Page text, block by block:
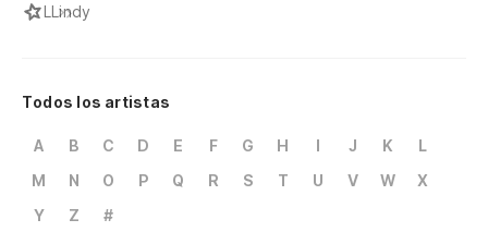
LLindy
Todos los artistas
A B C D E F G H I J K
L
M
N O P Q R S T U V W
X
Y
Z #